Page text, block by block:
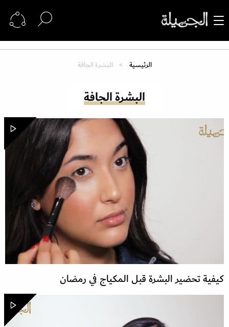
الرئيسية البشرة الجافة
البشرة الجافة
كيفية تحضير البشرة قبل المكياج في رمضان